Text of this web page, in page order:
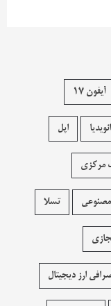
آیفون 17
انویدیا اپل
مرکزی
تسلا
ارز دیجیتال